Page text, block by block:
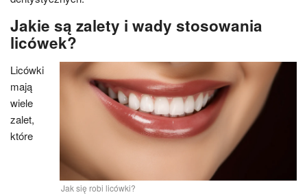
Jakie są zalety i wady stosowania
licówek?
Jak się robi licówki?
Licówki
mają
wiele
zalet,
które